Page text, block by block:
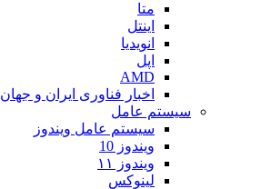
متا
اینتل
انویدیا
اپل
AMD
اخبار فناوری ایران و جهان
سیستم عامل
سیستم عامل ویندوز
ویندوز 10
ویندوز ۱۱
لینوکس